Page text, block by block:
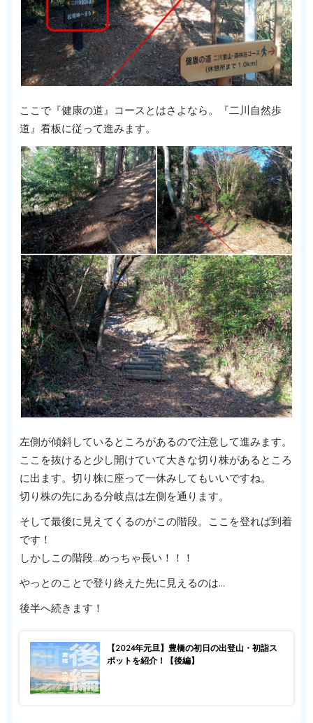
ここで『健康の道』コースとはさよなら。『二川自然歩
道』看板に従って進みます。
左側が傾斜しているところがあるので注意して進みます。
ここを抜けると少し開けていて大きな切り株があるところ
に出ます。切り株に座って一休みしてもいいですね。
切り株の先にある分岐点は左側を通ります。
そして最後に見えてくるのがこの階段。ここを登れば到着
です！
しかしこの階段…めっちゃ長い！！！
やっとのことで登り終えた先に見えるのは…
後半へ続きます！
【2024年元旦】豊橋の初日の出登山・初詣ス
ポットを紹介！【後編】